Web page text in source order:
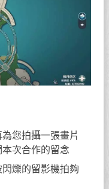
您拍攝一張畫片
次合作的留念
爍的留影機拍夠